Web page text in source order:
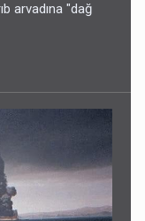
arvadına "dağ